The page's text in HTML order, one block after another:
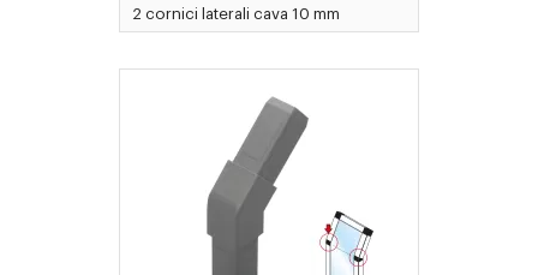
2 cornici laterali cava 10 mm